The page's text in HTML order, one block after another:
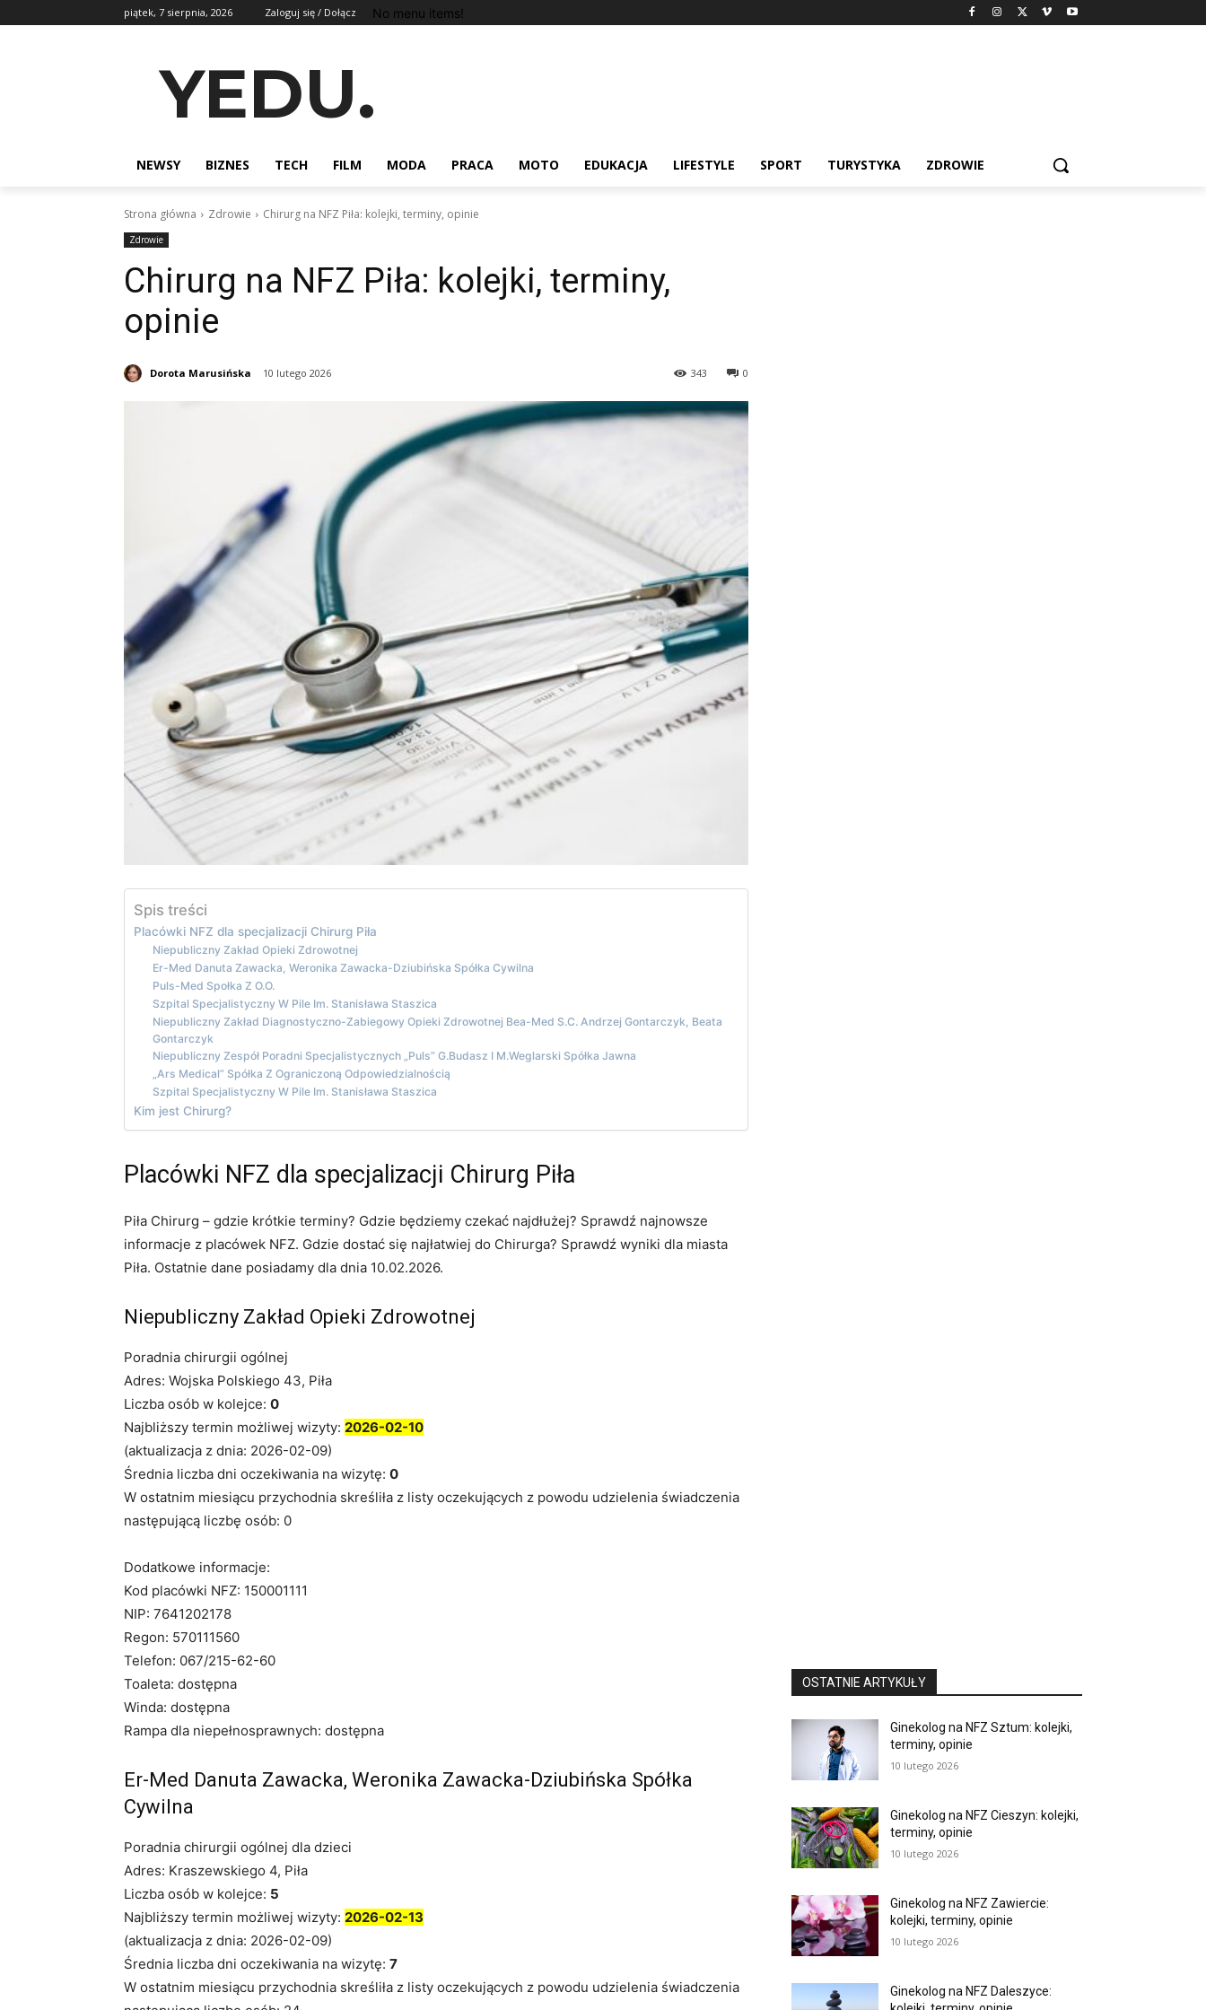
piątek, 7 sierpnia, 2026 Zaloguj się / Dołącz No menu items!
YEDU.
NEWSY BIZNES TECH FILM MODA PRACA MOTO EDUKACJA LIFESTYLE SPORT TURYSTYKA ZDROWIE
Strona główna Zdrowie Chirurg na NFZ Piła: kolejki, terminy, opinie
Zdrowie
Chirurg na NFZ Piła: kolejki, terminy,
opinie
Dorota Marusińska 10 lutego 2026 0
343
Spis treści
Placówki NFZ dla specjalizacji Chirurg Piła
Niepubliczny Zakład Opieki Zdrowotnej
Er-Med Danuta Zawacka, Weronika Zawacka-Dziubińska Spółka Cywilna
Puls-Med Społka Z O.O.
Szpital Specjalistyczny W Pile Im. Stanisława Staszica
Niepubliczny Zakład Diagnostyczno-Zabiegowy Opieki Zdrowotnej Bea-Med S.C. Andrzej Gontarczyk, Beata
Gontarczyk
Niepubliczny Zespół Poradni Specjalistycznych „Puls” G.Budasz I M.Weglarski Spółka Jawna
„Ars Medical” Spółka Z Ograniczoną Odpowiedzialnością
Szpital Specjalistyczny W Pile Im. Stanisława Staszica
Kim jest Chirurg?
Placówki NFZ dla specjalizacji Chirurg Piła
Piła Chirurg – gdzie krótkie terminy? Gdzie będziemy czekać najdłużej? Sprawdź najnowsze
informacje z placówek NFZ. Gdzie dostać się najłatwiej do Chirurga? Sprawdź wyniki dla miasta
Piła. Ostatnie dane posiadamy dla dnia 10.02.2026.
Niepubliczny Zakład Opieki Zdrowotnej
Poradnia chirurgii ogólnej
Adres: Wojska Polskiego 43, Piła
Liczba osób w kolejce: 0
Najbliższy termin możliwej wizyty: 2026-02-10
(aktualizacja z dnia: 2026-02-09)
Średnia liczba dni oczekiwania na wizytę: 0
W ostatnim miesiącu przychodnia skreśliła z listy oczekujących z powodu udzielenia świadczenia
następującą liczbę osób: 0
Dodatkowe informacje:
Kod placówki NFZ: 150001111
NIP: 7641202178
Regon: 570111560
Telefon: 067/215-62-60
Toaleta: dostępna
Winda: dostępna
Rampa dla niepełnosprawnych: dostępna
Er-Med Danuta Zawacka, Weronika Zawacka-Dziubińska Spółka
Cywilna
Poradnia chirurgii ogólnej dla dzieci
Adres: Kraszewskiego 4, Piła
Liczba osób w kolejce: 5
Najbliższy termin możliwej wizyty: 2026-02-13
(aktualizacja z dnia: 2026-02-09)
Średnia liczba dni oczekiwania na wizytę: 7
W ostatnim miesiącu przychodnia skreśliła z listy oczekujących z powodu udzielenia świadczenia
OSTATNIE ARTYKUŁY
Ginekolog na NFZ Sztum: kolejki,
terminy, opinie
10 lutego 2026
Ginekolog na NFZ Cieszyn: kolejki,
terminy, opinie
10 lutego 2026
Ginekolog na NFZ Zawiercie:
kolejki, terminy, opinie
10 lutego 2026
Ginekolog na NFZ Daleszyce: